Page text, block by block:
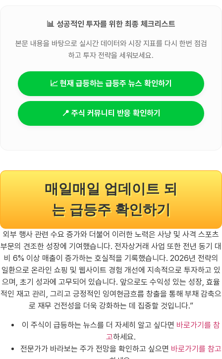
📊 성공적인 투자를 위한 최종 체크리스트
본문 내용을 바탕으로 실시간 데이터와 시장 지표를 다시 한번 점검
하고 투자 전략을 세워보세요.
📈 현재 급등하는 급등주 뉴스 확인하기
📍 주식 커뮤니티 반응 확인하기
매일매일 업데이트 되
는 급등주 확인하기
외부 행사 관련 수요 증가와 더불어 이러한 노력은 사냥 및 사격 스포츠
부문의 견조한 성장에 기여했습니다. 전자상거래 사업 또한 전년 동기 대
비 6% 이상 매출이 증가하는 호실적을 기록했습니다. 2026년 전략의
일환으로 온라인 쇼핑 및 웹사이트 경험 개선에 지속적으로 투자하고 있
으며, 초기 성과에 고무되어 있습니다. 앞으로도 수익성 있는 성장, 효율
적인 재고 관리, 그리고 긍정적인 잉여현금흐름 창출을 통해 부채 감축으
로 재무 건전성을 더욱 강화하는 데 집중할 것입니다.”
이 주식이 급등하는 뉴스를 더 자세히 알고 싶다면 바로가기를 참
고하세요.
전문가가 바라보는 주가 전망을 확인하고 싶으면 바로가기를 참고